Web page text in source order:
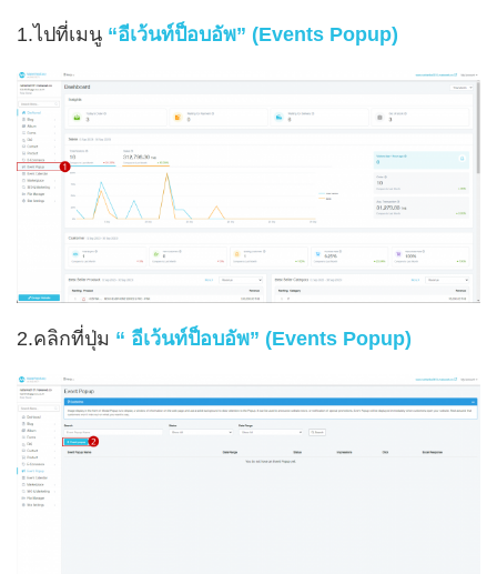
1.ไปที่เมนู “อีเว้นท์ป็อบอัพ” (Events Popup)
2.คลิกที่ปุ่ม “ อีเว้นท์ป็อบอัพ” (Events Popup)